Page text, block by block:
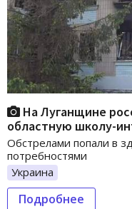
На Луганщине
областную школу-
Обстрелами попали в
потребностями
Украина
Подробнее